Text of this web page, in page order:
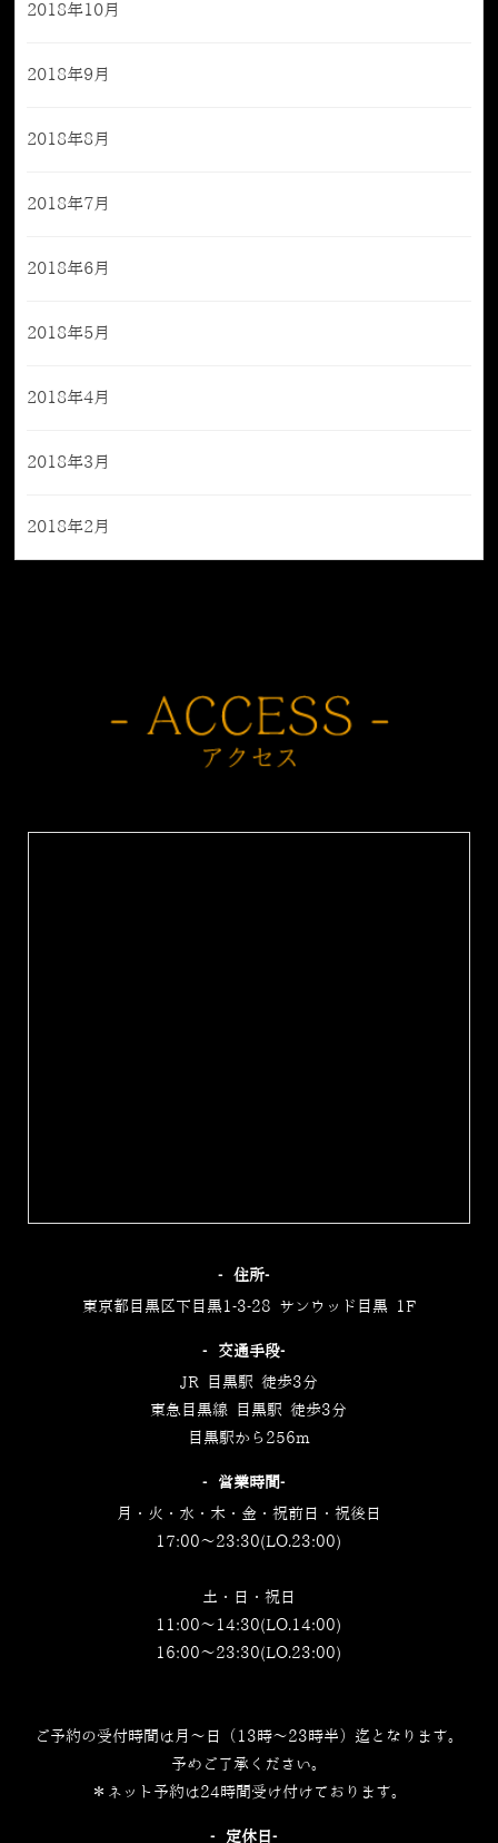
2018年10月
2018年9月
2018年8月
2018年7月
2018年6月
2018年5月
2018年4月
2018年3月
2018年2月
‐住所‐
東京都目黒区下目黒1-3-28 サンウッド目黒 1F
‐交通手段‐
JR 目黒駅 徒歩3分
東急目黒線 目黒駅 徒歩3分
目黒駅から256m
‐営業時間‐
月・火・水・木・金・祝前日・祝後日
17:00～23:30(LO.23:00)
土・日・祝日
11:00～14:30(LO.14:00)
16:00～23:30(LO.23:00)
ご予約の受付時間は月～日（13時～23時半）迄となります。
予めご了承ください。
＊ネット予約は24時間受け付けております。
‐定休日‐